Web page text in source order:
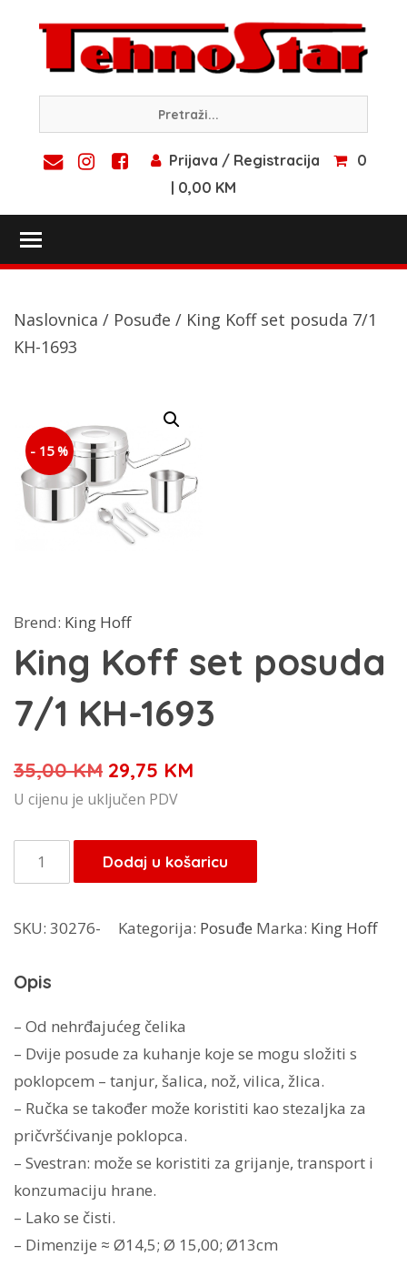
content
Prijava / Registracija
0
| 0,00 KM
Naslovnica / Posuđe / King Koff set posuda 7/1
KH-1693
- 15 %
Brend: King Hoff
King Koff set posuda
7/1 KH-1693
35,00KM Izvorna
cijena
je:
35,00 KM.
29,75 KM
29,75 KM.
U cijenu je uključen PDV
King
Koff
posuda
KH-
1693
količina
Dodaj u košaricu
SKU: 30276- Kategorija: Posuđe Marka: King Hoff
Opis
– Od nehrđajućeg čelika
– Dvije posude za kuhanje koje se mogu složiti s
poklopcem – tanjur, šalica, nož, vilica, žlica.
– Ručka se također može koristiti kao stezaljka za
pričvršćivanje poklopca.
– Svestran: može se koristiti za grijanje, transport i
konzumaciju hrane.
– Lako se čisti.
– Dimenzije ≈ Ø14,5; Ø 15,00; Ø13cm